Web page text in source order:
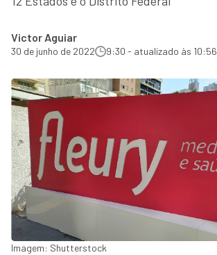
Victor Aguiar
30 de junho de 2022 9:30 - atualizado às 10:56
Imagem: Shutterstock